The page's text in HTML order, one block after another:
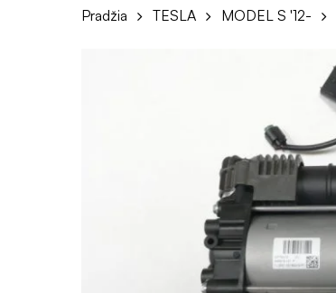
Pradžia TESLA MODEL S '12-